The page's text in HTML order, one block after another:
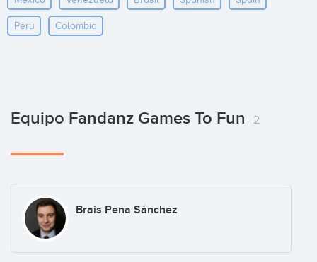
Peru Colombia
Equipo Fandanz Games To Fun 2
Brais Pena Sánchez